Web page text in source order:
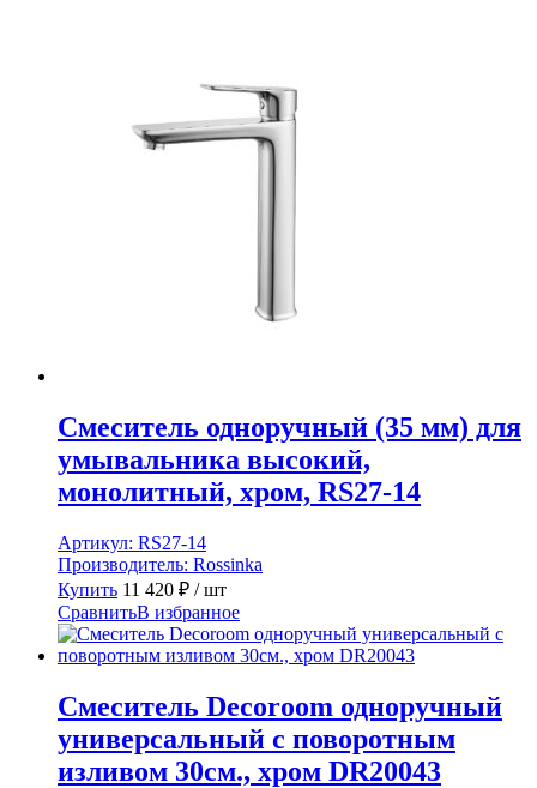
Смеситель одноручный (35 мм) для
умывальника высокий,
монолитный, хром, RS27-14
Артикул: RS27-14
Производитель: Rossinka
Купить 11 420 ₽ / шт
СравнитьВ избранное
Смеситель Decoroom одноручный
универсальный с поворотным
изливом 30см., хром DR20043